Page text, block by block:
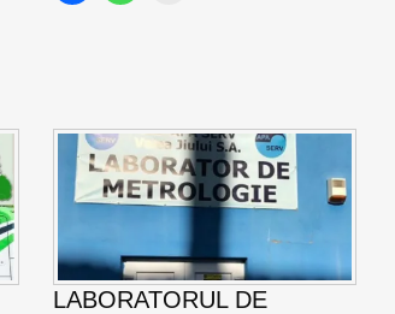
LABORATORUL DE